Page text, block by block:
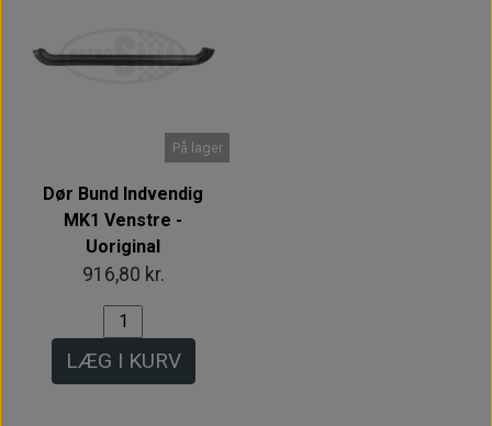
På lager
Dør Bund Indvendig
MK1 Venstre -
Uoriginal
916,80 kr.
LÆG I KURV